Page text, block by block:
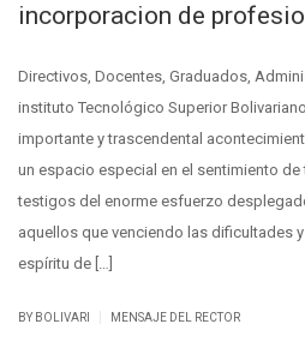
incorporacion de
Directivos, Docentes, Graduados,
instituto Tecnológico Superior
importante y trascendental
un espacio especial en el sentimiento
testigos del enorme esfuerzo
aquellos que venciendo las dificultades
espíritu de […]
BY BOLIVARI MENSAJE DEL RECTOR